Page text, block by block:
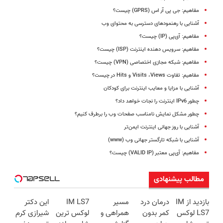
مفاهیم: جی پی آر اس (GPRS) چیست؟
آشنایی با رهنمودهای دسترسی به محتوای وب
مفاهیم: آی‌پی (IP) چیست؟
مفاهیم: سرویس دهنده اینترنت (ISP) چیست؟
مفاهیم: شبکه مجازی اختصاصی (VPN) چیست؟
مفاهیم: تفاوت Visits ،Views و Hits در چیست؟
آشنایی با مزایا و معایب اینترنت برای کودکان
چطور IPv6‌ اینترنت را نجات خواهد داد؟
چطور مشکل نمایش نامناسب صفحات وب را برطرف کنیم؟
آشنایی با روز جهانی اینترنت ایمن‌تر
آشنایی با شبکه تارگستر جهانی وب (www)
مفاهیم: آی‌پی معتبر (VALID IP) چیست؟
مطالب پیشنهادی
بازدید از IM
LS7 لوکس
درمان درد
کمر بدون
مسیر
همراهی و
IM LS7
لوکس ترین
این دکتر
شیرازی کرم